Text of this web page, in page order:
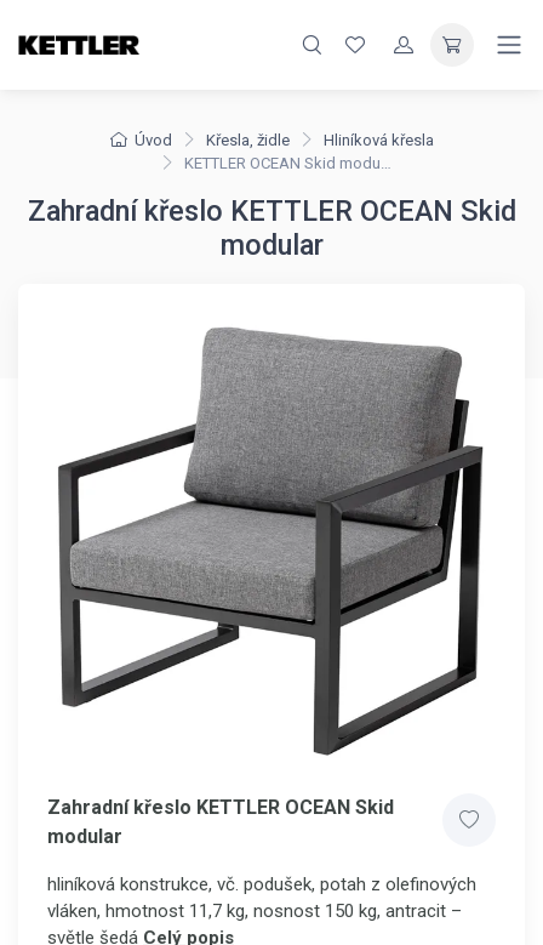
Úvod Křesla, židle
Hliníková křesla
KETTLER OCEAN Skid modular
Zahradní křeslo KETTLER OCEAN Skid
modular
Zahradní křeslo KETTLER OCEAN Skid
modular
hliníková konstrukce, vč. podušek, potah z olefinových
vláken, hmotnost 11,7 kg, nosnost 150 kg, antracit –
světle šedá Celý popis